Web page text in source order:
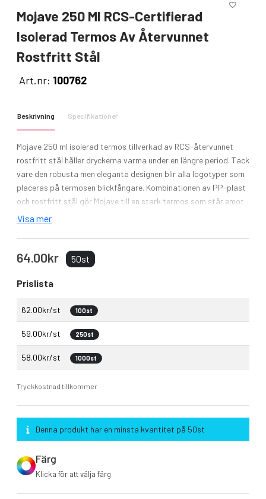
Mojave 250 Ml RCS-Certifierad
Isolerad Termos Av Återvunnet
Rostfritt Stål
Art.nr: 100762
Beskrivning Specifikationer
Mojave 250 ml isolerad termos tillverkad av RCS-återvunnet
rostfritt stål håller dryckerna varma under en längre period. Tack
vare den robusta men eleganta designen blir alla logotyper som
placeras på termosen blickfångare. Kombinationen av PP-plast
och rostfritt stål gör Mojave till en stark termos som står emot
korrosion och är lätt att rengöra. Det vridbara locket gör det
dricka ur den.
Visa mer
64.00kr 50st
Prislista
62.00kr/st 100st
59.00kr/st 250st
58.00kr/st 1000st
Tryckkostnad tillkommer
Denna produkt har en minsta kvantitet på 50st
Färg
Klicka för att välja färg